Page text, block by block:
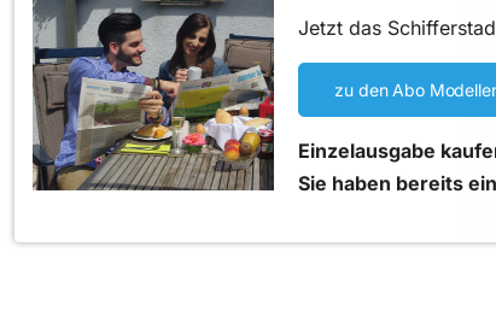
Jetzt das
zu den Abo
Einzelausgabe
Sie haben bereits